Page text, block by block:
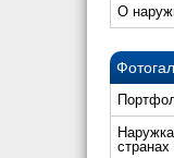
О
странах